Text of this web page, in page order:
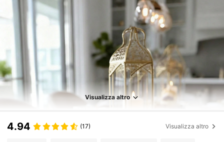
Visualizza altro
4.94 (17) Visualizza altro